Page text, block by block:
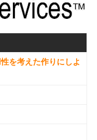
を考えた作りにしよ